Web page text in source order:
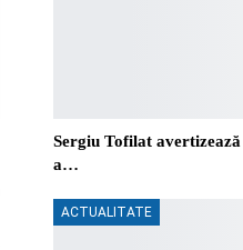
Sergiu Tofilat
a…
ACTUALITATE